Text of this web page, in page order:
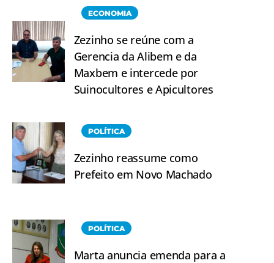
ECONOMIA
Zezinho se reúne com a
Gerencia da Alibem e da
Maxbem e intercede por
Suinocultores e Apicultores
POLÍTICA
Zezinho reassume como
Prefeito em Novo Machado
POLÍTICA
Marta anuncia emenda para a